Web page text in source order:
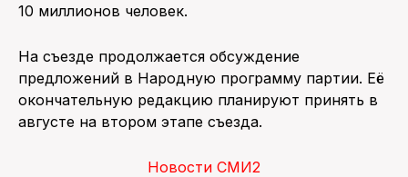
10 миллионов человек.
На съезде продолжается обсуждение
предложений в Народную программу партии. Её
окончательную редакцию планируют принять в
августе на втором этапе съезда.
Новости СМИ2